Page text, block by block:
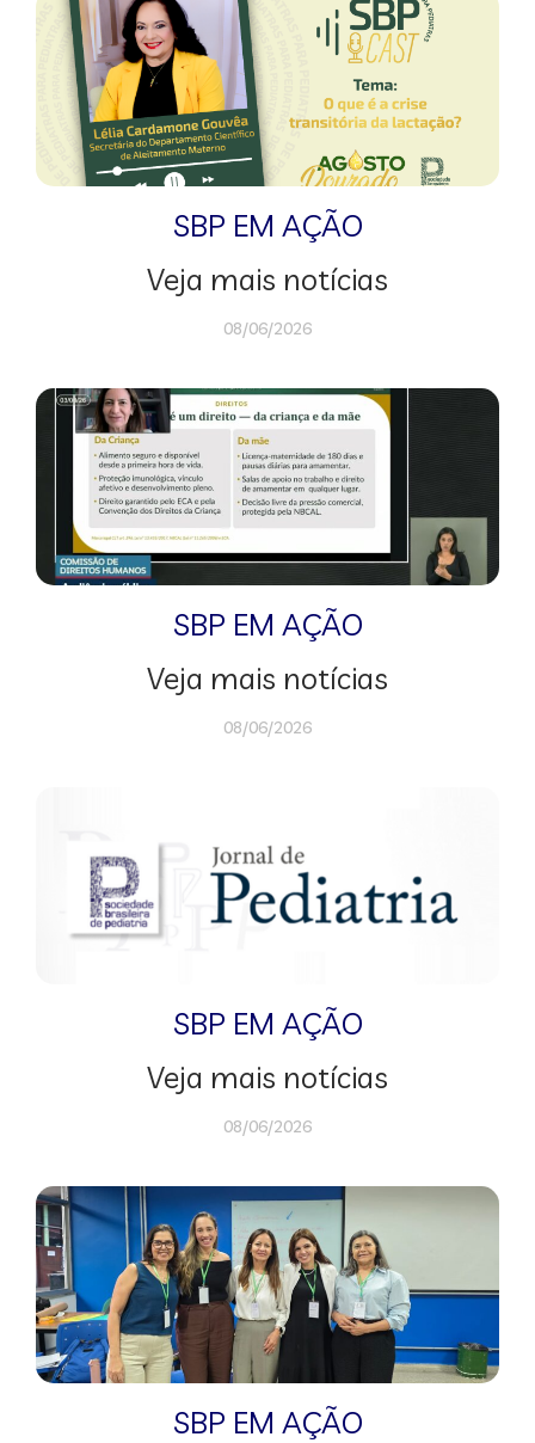
SBP EM AÇÃO
Veja mais notícias
08/06/2026
SBP EM AÇÃO
Veja mais notícias
08/06/2026
SBP EM AÇÃO
Veja mais notícias
08/06/2026
SBP EM AÇÃO